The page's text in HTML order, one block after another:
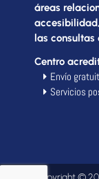
áreas
las
Centro
Envío
Servicios